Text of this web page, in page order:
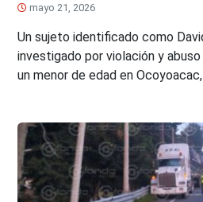
mayo 21, 2026
Un sujeto identificado como
investigado por violación y
un menor de edad en